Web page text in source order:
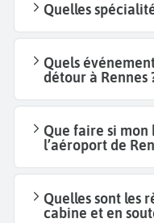
Quelles
Quels
détour à Rennes
Que faire si mon
l’aéroport de
Quelles sont les
cabine et en